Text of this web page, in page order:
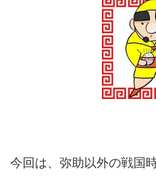
今回は、弥助以外の戦国